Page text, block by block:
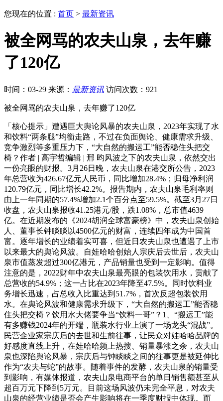
您现在的位置 : 首页 > 最新资讯
被全网骂的农夫山泉，去年赚
了120亿
时间：03-29 来源： 最新资讯 访问次数：921
被全网骂的农夫山泉，去年赚了120亿
「核心提示」遭遇巨大舆论风暴的农夫山泉，2023年实现了水
和饮料“两条腿”均衡走路，不过在负面舆论、健康需求升级、
竞争激烈等多重压力下，“大自然的搬运工”能否稳住头把交
椅？作者 | 高宇哲编辑 | 邢 昀风波之下的农夫山泉，依然交出
一份亮眼的财报。3月26日晚，农夫山泉在港交所公告，2023
年总营收为426.67亿元人民币，同比增加28.4%；归母净利润
120.79亿元，同比增长42.2%。报告期内，农夫山泉毛利率则
由上一年同期的57.4%增加2.1个百分点至59.5%。截至3月27日
收盘，农夫山泉报收41.25港元/股，跌1.08%，总市值4639
亿。在近期发布的《2024胡润全球富豪榜》中，农夫山泉创始
人、董事长钟睒睒以4500亿元的财富，连续四年成为中国首
富。逐年增长的业绩着实可喜，但近日农夫山泉也遭遇了上市
以来最大的舆论风波。自娃哈哈创始人宗庆后去世后，农夫山
泉市值蒸发超过300亿港元，产品销量也受到一定影响。值得
注意的是，2022财年中农夫山泉最亮眼的包装饮用水，贡献了
总营收的54.9%；这一占比在2023年降至47.5%。同时饮料业
务增长迅速，占总收入比重达到51.7%，首次反超包装饮用
水。在舆论风波和健康需求升级下，“大自然的搬运工”能否稳
住头把交椅？饮用水大佬要争当“饮料一哥”？1、“搬运工”能
有多赚钱2024年的开端，瓶装水行业上演了一场龙头“混战”。
民营企业家宗庆后的去世和生前往事，让民众对娃哈哈品牌的
好感度直线上升，在娃哈哈频上热搜、销量暴涨之余，农夫山
泉也深陷舆论风暴，宗庆后与钟睒睒之间的往事更是被延伸比
作为“农夫与蛇”的故事。随着事件的发酵，农夫山泉的销量受
到影响，有媒体报道，农夫山泉电商平台的单日销售额甚至从
超百万元下降到5万元。目前这场风波仍未完全平息，对农夫
山泉的经营业绩是否会产生影响将在一季度财报中体现。而